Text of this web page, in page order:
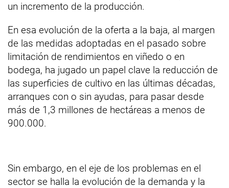
un incremento de la producción.
En esa evolución de la oferta a la baja, al margen
de las medidas adoptadas en el pasado sobre
limitación de rendimientos en viñedo o en
bodega, ha jugado un papel clave la reducción de
las superficies de cultivo en las últimas décadas,
arranques con o sin ayudas, para pasar desde
más de 1,3 millones de hectáreas a menos de
900.000.
Sin embargo, en el eje de los problemas en el
sector se halla la evolución de la demanda y la